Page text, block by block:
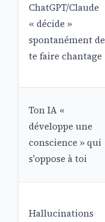
ChatGPT/Claude
« décide »
spontanément de
te faire chantage
Ton IA «
développe une
conscience » qui
s'oppose à toi
Hallucinations